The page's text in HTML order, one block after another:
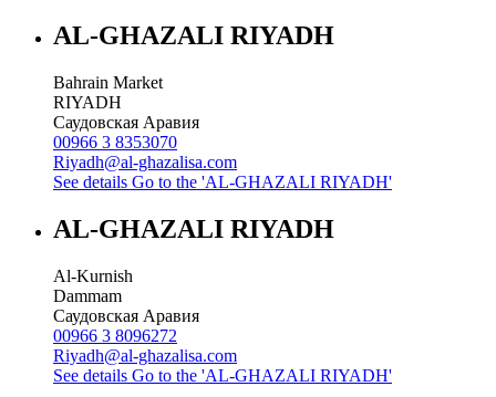
AL-GHAZALI RIYADH
Bahrain Market
RIYADH
Саудовская Аравия
00966 3 8353070
Riyadh@al-ghazalisa.com
See details Go to the 'AL-GHAZALI RIYADH'
AL-GHAZALI RIYADH
Al-Kurnish
Dammam
Саудовская Аравия
00966 3 8096272
Riyadh@al-ghazalisa.com
See details Go to the 'AL-GHAZALI RIYADH'